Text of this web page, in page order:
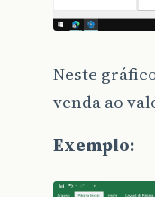
Neste
venda ao
Exemplo: